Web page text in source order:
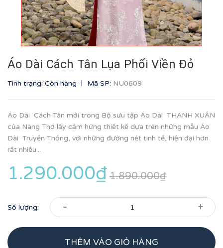
Áo Dài Cách Tân Lụa Phối Viền Đỏ
Tình trạng: Còn hàng | Mã SP: NU0609
Áo Dài Cách Tân mới trong Bộ sưu tập Áo Dài THANH XUÂN
của Nàng Thơ lấy cảm hứng thiết kế dựa trên những mẫu Áo
Dài Truyền Thống, với những đường nét tinh tế, hiện đại hơn
rất nhiều...
1.290.000₫ 1.890.000₫
Số lượng: - +
THÊM VÀO GIỎ HÀNG